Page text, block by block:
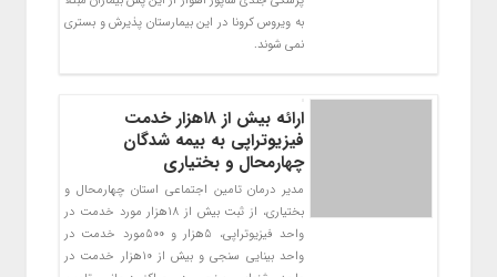
به ویروس کرونا در این بیمارستان پذیرش و بستری
نمی شوند.
ارائه بیش از ۱۸هزار خدمت
فیزیوتراپی به بیمه شدگان
چهارمحال و بختیاری
مدیر درمان تامین اجتماعی استان چهارمحال و
بختیاری، از ثبت بیش از 18هزار مورد خدمت در
واحد فیزیوتراپی، 5هزار و 500مورد خدمت در
واحد بینایی سنجی و بیش از 10هزار خدمت در